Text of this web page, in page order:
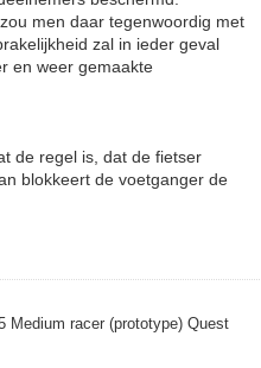
men daar tegenwoordig met
zal in ieder geval
en weer gemaakte
de regel is, dat de fietser
blokkeert de voetganger de
Medium racer (prototype) Quest